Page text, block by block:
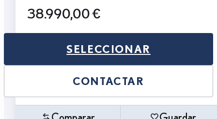
38.990,00 €
SELECCIONAR
CONTACTAR